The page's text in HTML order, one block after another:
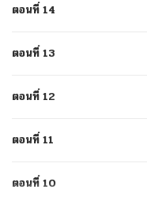
ตอนที่ 14
ตอนที่ 13
ตอนที่ 12
ตอนที่ 11
ตอนที่ 10